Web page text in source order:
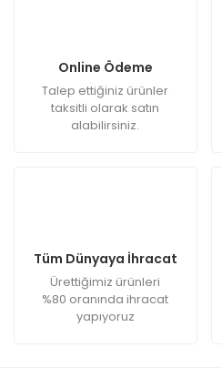
Online Ödeme
Talep ettiğiniz ürünler
taksitli olarak satın
alabilirsiniz.
Tüm Dünyaya İhracat
Ürettiğimiz ürünleri
%80 oranında ihracat
yapıyoruz